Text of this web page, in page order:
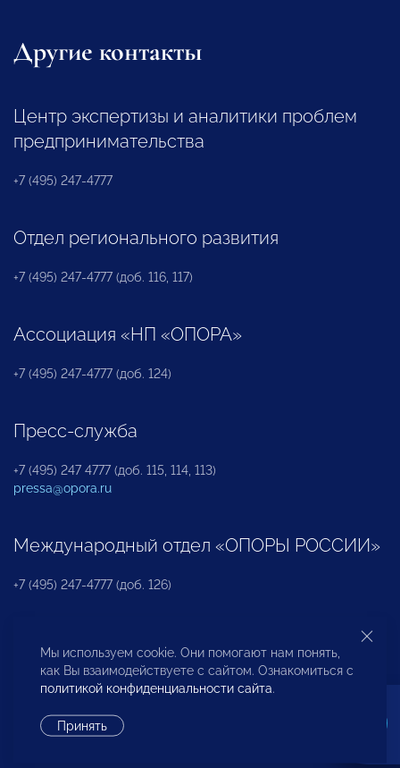
Другие контакты
Центр экспертизы и аналитики проблем
предпринимательства
+7 (495) 247-4777
Отдел регионального развития
+7 (495) 247-4777 (доб. 116, 117)
Ассоциация «НП «ОПОРА»
+7 (495) 247-4777 (доб. 124)
Пресс-служба
+7 (495) 247 4777 (доб. 115, 114, 113)
pressa@opora.ru
Международный отдел «ОПОРЫ РОССИИ»
+7 (495) 247-4777 (доб. 126)
Бюро по защите прав предпринимателей и
инвесторов
Мы используем cookie. Они помогают нам понять,
как Вы взаимодействуете с сайтом. Ознакомиться с
политикой конфиденциальности сайта.
Принять